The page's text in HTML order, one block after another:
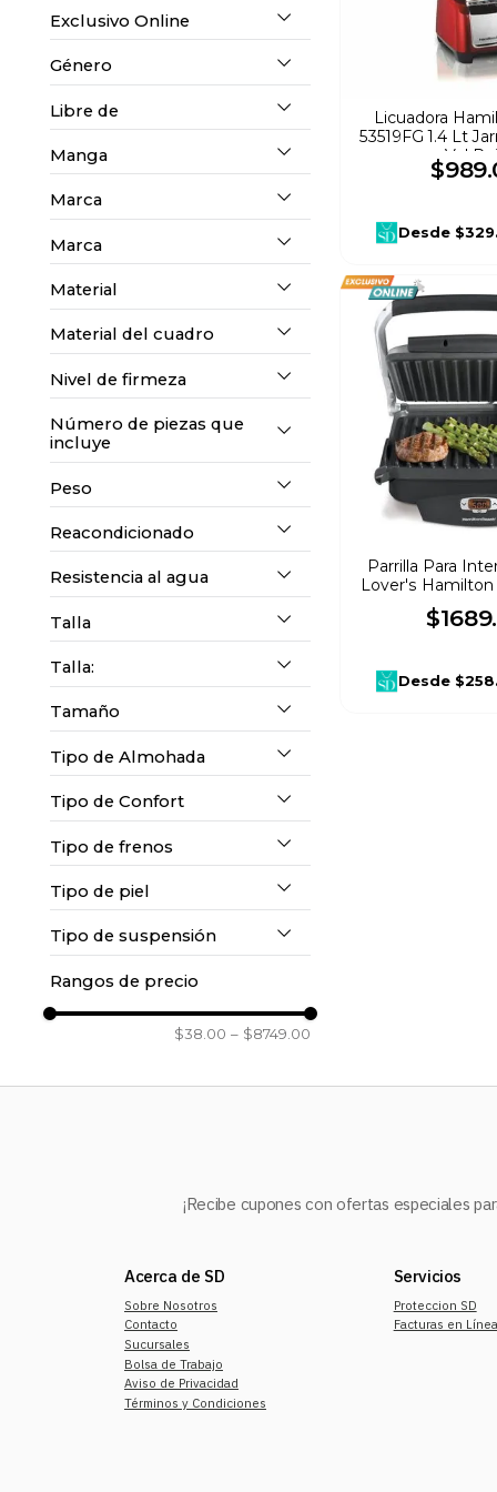
Audio ( 1)
Juguetes
Refacciones (3
Rostro (2)
Tostadores y Parrillas
Eléctricas (2)
6 años en adelante
Exclusivo Online
Si (43
No (7)
Género
Unisex
Libre de
Crueldad animal
Manga
S/Manga
Marca
Armaf
Lego (1)
Stf (1 )
Veloci (3)
ESTIVANELI
Spring Air
Hamilton Beach (23)
Marca
Veloci
Material
Algodón ( 4)
Material del cuadro
NA (2 )
Nivel de firmeza
Medio (1)
Número de piezas que
incluye
1
2 (1)
4
Peso
1 (2)
Reacondicionado
No (3)
Resistencia al agua
No
Talla
CH(3)
dual
(
Talla:
CH (3
M (4)
G (4)
XG (1 )
Tamaño
Estándar (1)
Individual (5)
King Size
Matrimonial (1)
Queen Size (1)
Tipo de Almohada
Suave (1)
Tipo de Confort
Medio (4)
Tipo de frenos
NA (2)
Tipo de piel
Todo tipo piel (2)
Tipo de suspensión
NA (2)
Rangos de precio
$38.00 – $8749.00
Licuadora
53519FG 1.4 Lt
Vel
$989.
Desde
Parrilla Para
Lover's Hamilton
$1689.
Desde
¡Recibe cupones con ofertas especiales
Acerca de SD
Sobre Nosotros
Contacto
Sucursales
Bolsa de Trabajo
Aviso de Privacidad
Términos y Condiciones
Servicios
Proteccion SD
Facturas en Línea